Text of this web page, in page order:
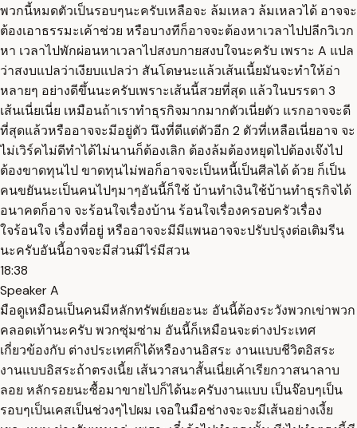
พวกนี้หมดตัวเป็นรอบๆนะครับเหลือจะ ล้มเหลว ล้มเหลวได้ อาจจะ
ต้องเอาธรรมะเค้าช่วย หรือบางทีก็อาจจะต้องหาเวลาไปปลีกวิเวก
หา เวลาไปพักผ่อนหาเวลาไปสงบกายสงบใจนะครับ เพราะ A แปล
ว่าสงบแปลว่าเงียบแปลว่า สันโดษนะแล้วเส้นเนี้ยมันจะทำให้อ่า
หลายๆ อย่างดีขึ้นนะครับเพราะเส้นนี้สวยที่สุด แล้วในบรรดา 3
เส้นเนี่ยเนี่ย เหมือนถ้าเราทำธุรกิจมากมากตัวเนี่ยตัว แรกอาจจะดี
ที่สุดแล้วหรืออาจจะมีอยู่ตัว นึงที่ดีแต่ตัวอีก 2 ตัวที่เหลือเนี่ยอาจ จะ
ไม่เวิร์คไม่ดีทำได้ไม่นานก็ต้องเลิก ต้องล้มต้องหยุดไปต้องเจ๊งไป
ต้องขาดทุนไป ขาดทุนไม่พอก็อาจจะเป็นหนี้เป็นศีลได้ ด้วย ก็เป็น
คนขยันนะเป็นคนไปๆมาๆอันนี้ก็ใช้ บ้านทำเงินใช้บ้านทำธุรกิจได้
อนาคตก็อาจ จะร้อนใจเรื่องบ้าน ร้อนใจเรื่องครอบครัวเรื่อง
ใจร้อนใจ เรื่องที่อยู่ หรืออาจจะมีมีแพนอาจจะปรับปรุงต่อเติมรีน
นะครับอันนี้อาจจะมีส่วนมีไร่มีสวน
18:38
Speaker A
มือดูเหมือนเป็นคนมีหลักทรัพย์เยอะนะ อันนี้ต้องระวังพวกเข่าพวก
คลอดเท้านะครับ พวกซุ่มซ่าม อันนี้ก็เหมือนจะต่างประเทศ
เกี่ยวข้องกับ ต่างประเทศก็ได้หรืองานอิสระ งานแบบชีวิตอิสระ
งานแบบอิสระถ้าตรงเนี้ย เส้นวาสนาสั้นเนี่ยเค้าเรียกวาสนาลาบ
ลอย หลักรอยนะซื้อมาขายไปก็ได้นะครับงานแบบ เป็นจ๊อบๆเป็น
รอบๆเป็นเคสเป็นช่วงๆไปผม เจอในมือช่างจะจะมีเส้นอย่างเงี้ย